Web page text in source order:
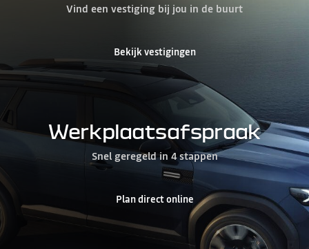
Vind een vestiging bij jou in de buurt
Bekijk vestigingen
Werkplaatsafspraak
Snel geregeld in 4 stappen
Plan direct online